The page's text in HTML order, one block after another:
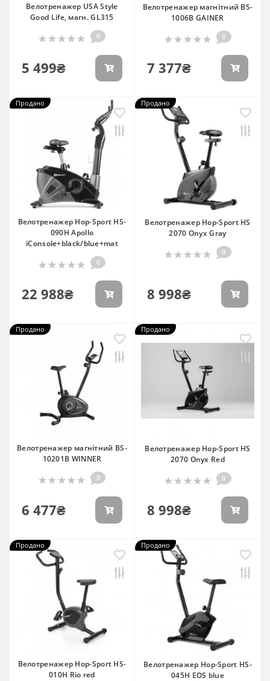
Велотренажер USA Style
Good Life, магн. GL315
0
5 499₴
Велотренажер магнітний BS-
1006B GAINER
0
7 377₴
Продано
Велотренажер Hop-Sport HS-
090H Apollo
iConsole+black/blue+mat
0
22 988₴
Продано
Велотренажер Hop-Sport HS
2070 Onyx Gray
0
8 998₴
Продано
Велотренажер магнітний BS-
10201B WINNER
0
6 477₴
Продано
Велотренажер Hop-Sport HS
2070 Onyx Red
0
8 998₴
Продано
Велотренажер Hop-Sport HS-
010H Rio red
Продано
Велотренажер Hop-Sport HS-
045H EOS blue